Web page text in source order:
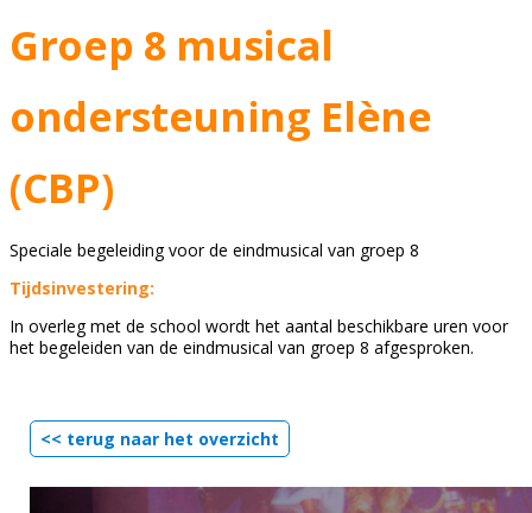
Groep 8 musical
ondersteuning Elène
(CBP)
Speciale begeleiding voor de eindmusical van groep 8
Tijdsinvestering:
In overleg met de school wordt het aantal beschikbare uren voor
het begeleiden van de eindmusical van groep 8 afgesproken.
<< terug naar het overzicht